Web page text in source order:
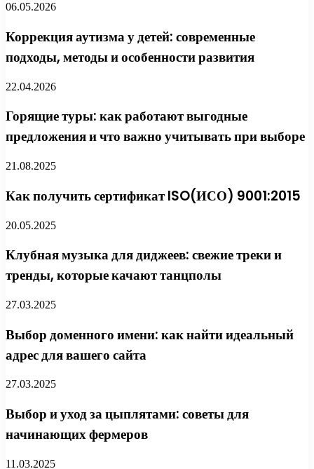
06.05.2026
Коррекция аутизма у детей: современные
подходы, методы и особенности развития
22.04.2026
Горящие туры: как работают выгодные
предложения и что важно учитывать при выборе
21.08.2025
Как получить сертификат ISO(ИСО) 9001:2015
20.05.2025
Клубная музыка для диджеев: свежие треки и
тренды, которые качают танцполы
27.03.2025
Выбор доменного имени: как найти идеальный
адрес для вашего сайта
27.03.2025
Выбор и уход за цыплятами: советы для
начинающих фермеров
11.03.2025